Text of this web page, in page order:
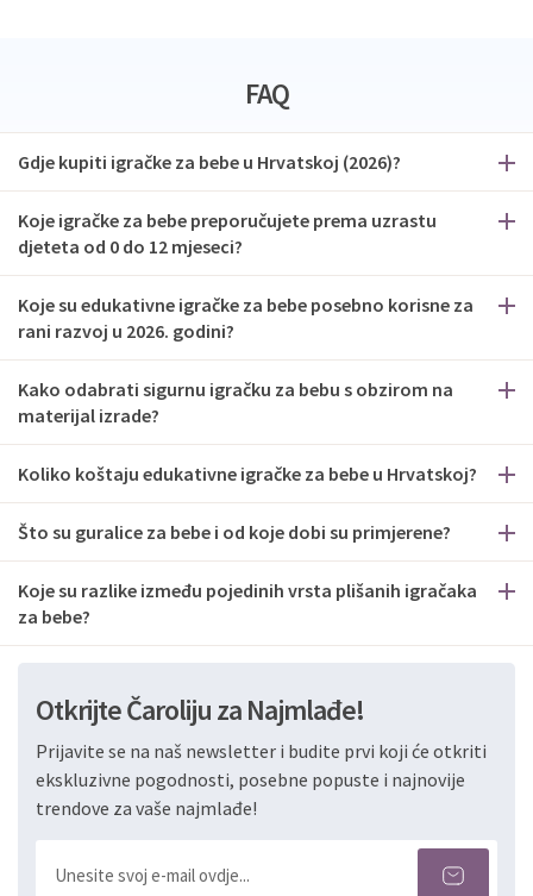
FAQ
Gdje kupiti igračke za bebe u Hrvatskoj (2026)?
Koje igračke za bebe preporučujete prema uzrastu
djeteta od 0 do 12 mjeseci?
Koje su edukativne igračke za bebe posebno korisne za
rani razvoj u 2026. godini?
Kako odabrati sigurnu igračku za bebu s obzirom na
materijal izrade?
Koliko koštaju edukativne igračke za bebe u Hrvatskoj?
Što su guralice za bebe i od koje dobi su primjerene?
Koje su razlike između pojedinih vrsta plišanih igračaka
za bebe?
Otkrijte Čaroliju za Najmlađe!
Prijavite se na naš newsletter i budite prvi koji će otkriti
ekskluzivne pogodnosti, posebne popuste i najnovije
trendove za vaše najmlađe!